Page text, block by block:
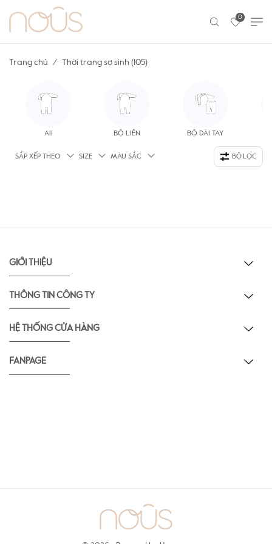
0
Trang chủ Thời trang sơ sinh (105)
All BỘ LIỀN BỘ DÀI TAY
SẮP XẾP THEO SIZE MÀU SẮC BỘ LỌC
GIỚI THIỆU
THÔNG TIN CÔNG TY
HỆ THỐNG CỬA HÀNG
FANPAGE